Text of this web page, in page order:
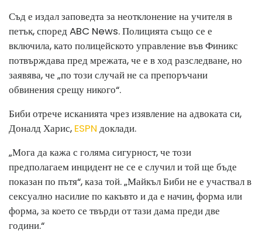
Съд е издал заповедта за неотклонение на учителя в
петък, според ABC News. Полицията също се е
включила, като полицейското управление във Финикс
потвърждава пред мрежата, че е в ход разследване, но
заявява, че „по този случай не са препоръчани
обвинения срещу никого“.
Биби отрече исканията чрез изявление на адвоката си,
Доналд Харис, ESPN доклади.
„Мога да кажа с голяма сигурност, че този
предполагаем инцидент не се е случил и той ще бъде
показан по пътя“, каза той. „Майкъл Биби не е участвал в
сексуално насилие по какъвто и да е начин, форма или
форма, за което се твърди от тази дама преди две
години.“